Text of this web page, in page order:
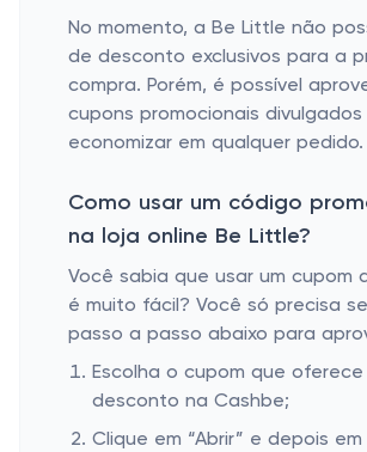
No momento, a Be Little não
de desconto exclusivos para a
compra. Porém, é possível
cupons promocionais divulgados
economizar em qualquer pedido.
Como usar um código
na loja online Be Little?
Você sabia que usar um cupom
é muito fácil? Você só precisa
passo a passo abaixo para
Escolha o cupom que
desconto na Cashbe;
Clique em “Abrir” e depois em